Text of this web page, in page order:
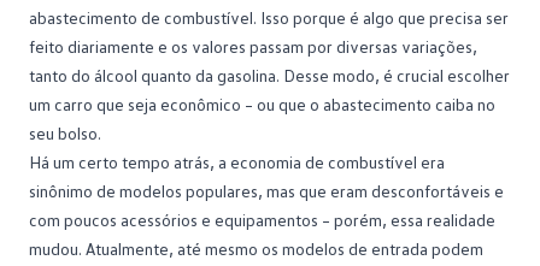
abastecimento de combustível. Isso porque é algo que precisa ser
feito diariamente e os valores passam por diversas variações,
tanto do álcool quanto da gasolina. Desse modo, é crucial escolher
um carro que seja econômico – ou que o abastecimento caiba no
seu bolso.
Há um certo tempo atrás, a economia de combustível era
sinônimo de modelos populares, mas que eram desconfortáveis e
com poucos acessórios e equipamentos – porém, essa realidade
mudou. Atualmente, até mesmo os modelos de entrada podem